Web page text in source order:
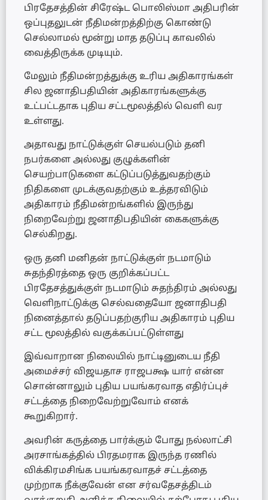
பிரதேசத்தின் சிரேஷ்ட பொலிஸ்மா அதிபரின்
ஒப்புதலுடன் நீதிமன்றத்திற்கு கொண்டு
செல்லாமல் மூன்று மாத தடுப்பு காவலில்
வைத்திருக்க முடியும்.
மேலும் நீதிமன்றத்துக்கு உரிய அதிகாரங்கள்
சில ஜனாதிபதியின் அதிகாரங்களுக்கு
உட்பட்டதாக புதிய சட்டமூலத்தில் வெளி வர
உள்ளது.
அதாவது நாட்டுக்குள் செயல்படும் தனி
நபர்களை அல்லது குழுக்களின்
செயற்பாடுகளை கட்டுப்படுத்துவதற்கும்
நிதிகளை முடக்குவதற்கும் உத்தரவிடும்
அதிகாரம் நீதிமன்றங்களில் இருந்து
நிறைவேற்று ஜனாதிபதியின் கைகளுக்கு
செல்கிறது.
ஒரு தனி மனிதன் நாட்டுக்குள் நடமாடும்
சுதந்திரத்தை ஒரு குறிக்கப்பட்ட
பிரதேசத்துக்குள் நடமாடும் சுதந்திரம் அல்லது
வெளிநாட்டுக்கு செல்வதையோ ஜனாதிபதி
நினைத்தால் தடுப்பதற்குரிய அதிகாரம் புதிய
சட்ட மூலத்தில் வகுக்கப்பட்டுள்ளது
இவ்வாறான நிலையில் நாட்டினுடைய நீதி
அமைச்சர் விஜயதாச ராஜபக்ஷ யார் என்ன
சொன்னாலும் புதிய பயங்கரவாத எதிர்ப்புச்
சட்டத்தை நிறைவேற்றுவோம் எனக்
கூறுகிறார்.
அவரின் கருத்தை பார்க்கும் போது நல்லாட்சி
அரசாங்கத்தில் பிரதமராக இருந்த ரணில்
விக்கிரமசிங்க பயங்கரவாதச் சட்டத்தை
முற்றாக நீக்குவேன் என சர்வதேசத்திடம்